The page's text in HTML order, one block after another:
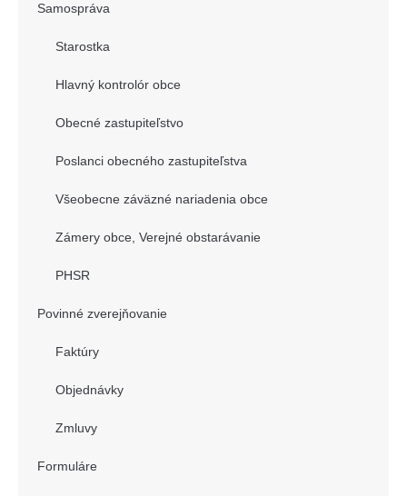
Samospráva
Starostka
Hlavný kontrolór obce
Obecné zastupiteľstvo
Poslanci obecného zastupiteľstva
Všeobecne záväzné nariadenia obce
Zámery obce, Verejné obstarávanie
PHSR
Povinné zverejňovanie
Faktúry
Objednávky
Zmluvy
Formuláre